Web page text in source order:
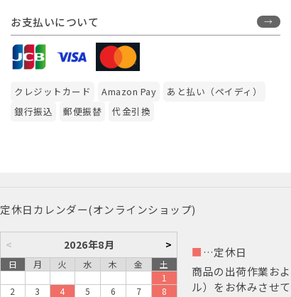
お支払いについて
クレジットカード Amazon Pay
あと払い（ペイディ）
銀行振込
郵便振替 代金引換
定休日カレンダー(オンラインショップ)
< 2026年8月 >
日 月 火 水 木 金
土
1
2
3 4 5 6 7 8
■ …定休日
商品の出荷作業お
ル）をお休みさせ